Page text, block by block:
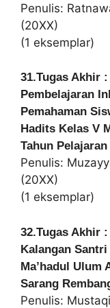
Penulis:
(20XX)
(1 eksemplar)
31.Tugas Akhir
Pembelajaran
Pemahaman
Hadits Kelas V
Tahun Pelajaran
Penulis:
(20XX)
(1 eksemplar)
32.Tugas Akhir
Kalangan
Ma’hadul Ulum
Sarang
Penulis: